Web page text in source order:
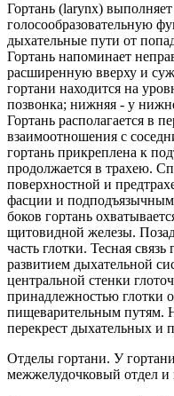
Гортань (larynx)
голосообразовательную
дыхательные пути от
Гортань напоминает
расширенную вверху и
гортани находится на
позвонка; нижняя - у
Гортань располагается в
взаимоотношения с
гортань прикреплена к
продолжается в трахею.
поверхностной и
фасции и
боков гортань
щитовидной железы.
часть глотки. Тесная связь
развитием дыхательной
центральной стенки
принадлежностью глотки
пищеварительным путям.
перекрест дыхательных и
Отделы гортани. У
межжелудочковый отдел и